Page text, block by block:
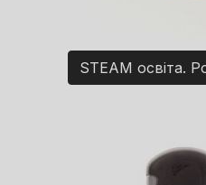
STEAM освіта.